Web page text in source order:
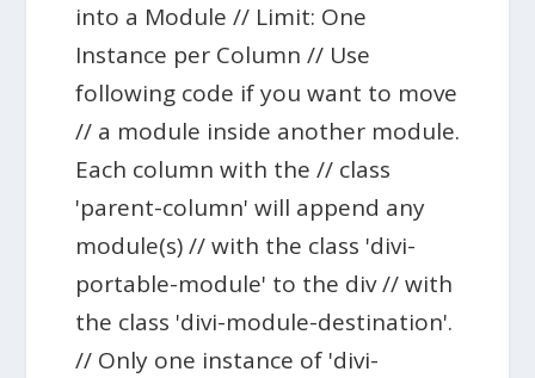
into a Module // Limit: One
Instance per Column // Use
following code if you want to move
// a module inside another module.
Each column with the // class
'parent-column' will append any
module(s) // with the class 'divi-
portable-module' to the div // with
the class 'divi-module-destination'.
// Only one instance of 'divi-